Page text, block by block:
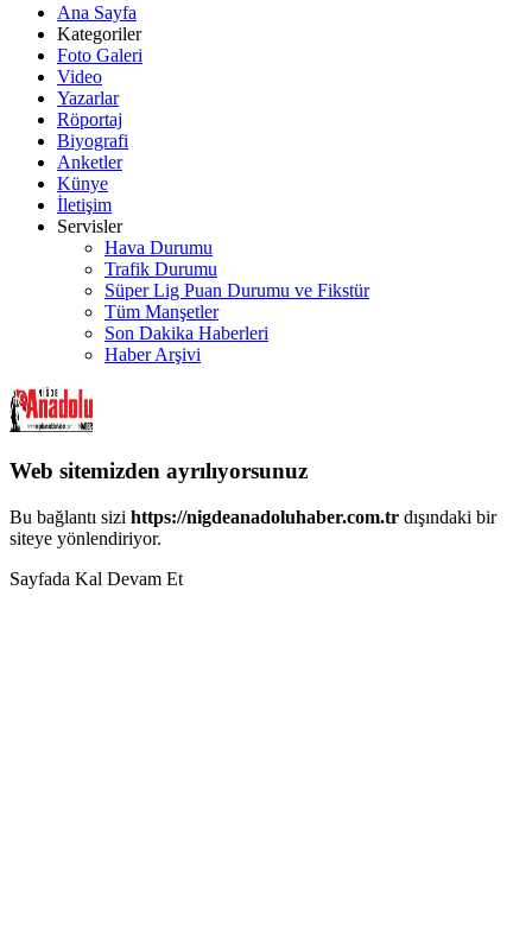
Ana Sayfa
Kategoriler
Foto Galeri
Video
Yazarlar
Röportaj
Biyografi
Anketler
Künye
İletişim
Servisler
Hava Durumu
Trafik Durumu
Süper Lig Puan Durumu ve Fikstür
Tüm Manşetler
Son Dakika Haberleri
Haber Arşivi
Web sitemizden ayrılıyorsunuz
Bu bağlantı sizi https://nigdeanadoluhaber.com.tr dışındaki bir
siteye yönlendiriyor.
Sayfada Kal Devam Et